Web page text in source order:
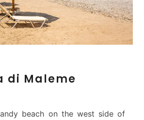
p
g
di Maleme
beach on the west side of